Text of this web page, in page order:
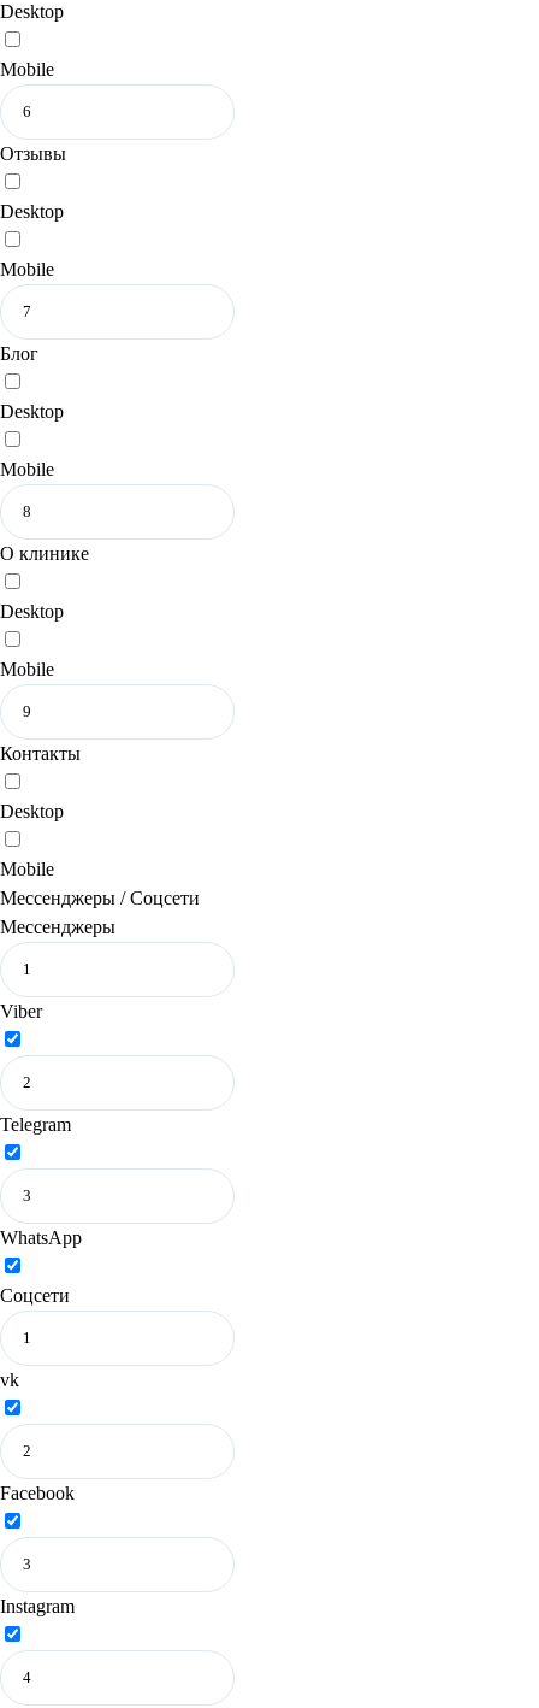
Desktop
Mobile
Отзывы
Desktop
Mobile
Блог
Desktop
Mobile
О клинике
Desktop
Mobile
Контакты
Desktop
Mobile
Мессенджеры / Соцсети
Мессенджеры
Viber
Telegram
WhatsApp
Соцсети
vk
Facebook
Instagram